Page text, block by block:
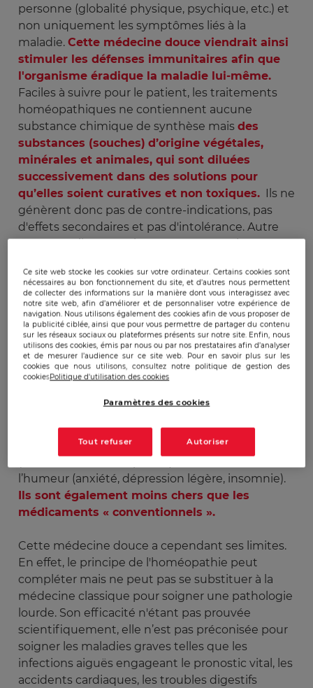
personne (globalité physique, psychique, etc.) et
non uniquement les symptômes liés à la
maladie. Cette médecine douce viendrait ainsi
stimuler les défenses immunitaires afin que
l'organisme éradique la maladie lui-même.
Faciles à suivre pour le patient, les traitements
homéopathiques ne contiennent aucune
substance chimique de synthèse mais des
substances (souches) d’origine végétales,
minérales et animales, qui sont diluées
successivement dans des solutions pour
qu’elles soient curatives et non toxiques. Ils ne
génèrent donc pas de contre-indications, pas
d'effets secondaires et pas d'intolérance. Autre
avantage : ils n'occasionnent pas non plus
être associés à d'autres traitements sans que
leurs effets n'interfèrent. En priorité,
l’homéopathie est recommandée pour lutter
contre des maux ponctuels : le mal des
transports, chocs, mais également pour lutter
contre les troubles chroniques, ou répétitifs, face
auxquels les traitements allopathiques
cystites, mycoses, troubles à répétition, récidives
d’herpès ou crises allergiques, insuffisance
veineuse, maladies digestives banales
l’humeur (anxiété, dépression légère, insomnie).
Ils sont également moins chers que les
médicaments « conventionnels ».
Cette médecine douce a cependant ses limites.
En effet, le principe de l'homéopathie peut
compléter mais ne peut pas se substituer à la
médecine classique pour soigner une pathologie
lourde. Son efficacité n'étant pas prouvée
scientifiquement, elle n’est pas préconisée pour
soigner les maladies graves telles que les
infections aiguës engageant le pronostic vital, les
accidents cardiaques, les troubles digestifs
Ce site web stocke les cookies sur votre ordinateur. Certains cookies sont
nécessaires au bon fonctionnement du site, et d’autres nous permettent
de collecter des informations sur la manière dont vous interagissez avec
notre site web, afin d’améliorer et de personnaliser votre expérience de
navigation. Nous utilisons également des cookies afin de vous proposer de
la publicité ciblée, ainsi que pour vous permettre de partager du contenu
sur les réseaux sociaux ou plateformes présents sur notre site. Enfin, nous
utilisons des cookies, émis par nous ou par nos prestataires afin d’analyser
et de mesurer l’audience sur ce site web. Pour en savoir plus sur les
cookies que nous utilisons, consultez notre politique de gestion des
cookiesPolitique d'utilisation des cookies
Paramètres des cookies
Tout refuser Autoriser